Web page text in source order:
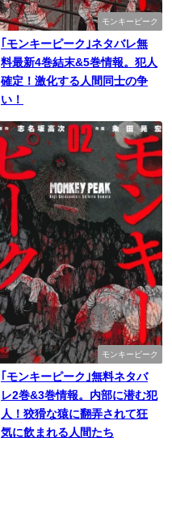
モンキーピーク
｢モンキーピーク｣ネタバレ無
料最新4巻結末&5巻情報。犯人
確定！激化する人間同士の争
い！
モンキーピーク
｢モンキーピーク｣無料ネタバ
レ2巻&3巻情報。内部に潜む犯
人！狡猾な猿に翻弄されて狂
気に飲まれる人間たち